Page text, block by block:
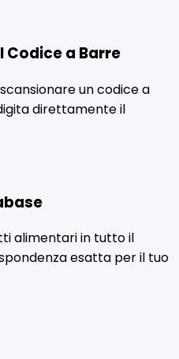
Codice a Barre
un codice a
direttamente il
alimentari in tutto il
esatta per il tuo